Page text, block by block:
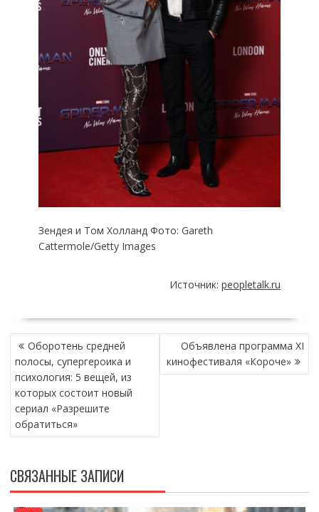
Зендея и Том Холланд Фото: Gareth
Cattermole/Getty Images
Источник:peopletalk.ru
НАВИГАЦИЯ
ПО
ЗАПИСЯМ
Оборотень средней
полосы, супергероика и
психология: 5 вещей, из
которых состоит новый
сериал «Разрешите
обратиться»
Объявлена программа XI
кинофестиваля «Короче»
СВЯЗАННЫЕ ЗАПИСИ